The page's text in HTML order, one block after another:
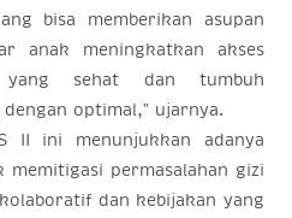
bisa memberikan asupan
anak meningkatkan akses
sehat dan tumbuh
optimal,” ujarnya.
II ini menunjukkan adanya
permasalahan gizi
dan kebijakan yang